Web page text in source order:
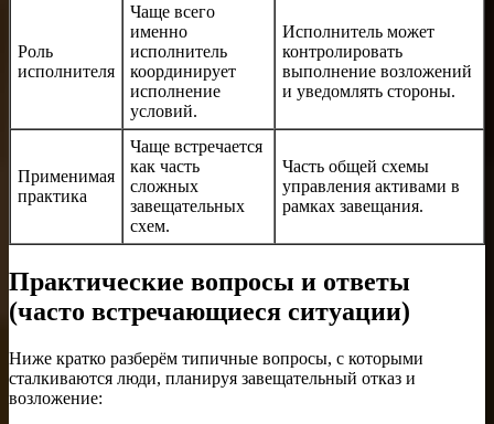
Роль
исполнителя
Чаще всего
именно
исполнитель
координирует
исполнение
условий.
Исполнитель может
контролировать
выполнение возложений
и уведомлять стороны.
Применимая
практика
Чаще встречается
как часть
сложных
завещательных
схем.
Часть общей схемы
управления активами в
рамках завещания.
Практические вопросы и ответы
(часто встречающиеся ситуации)
Ниже кратко разберём типичные вопросы, с которыми
сталкиваются люди, планируя завещательный отказ и
возложение: